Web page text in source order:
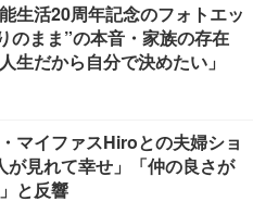
生活20周年記念のフォトエッ
のまま”の本音・家族の存在
生だから自分で決めたい」
マイファスHiroとの夫婦ショ
が見れて幸せ」「仲の良さが
と反響